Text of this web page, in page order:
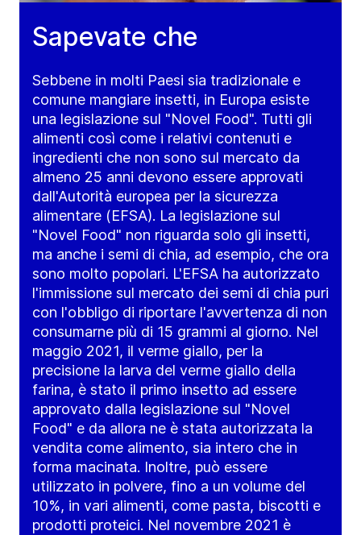
Sapevate che
Sebbene in molti Paesi sia tradizionale e
comune mangiare insetti, in Europa esiste
una legislazione sul "Novel Food". Tutti gli
alimenti così come i relativi contenuti e
ingredienti che non sono sul mercato da
almeno 25 anni devono essere approvati
dall'Autorità europea per la sicurezza
alimentare (EFSA). La legislazione sul
"Novel Food" non riguarda solo gli insetti,
ma anche i semi di chia, ad esempio, che ora
sono molto popolari. L'EFSA ha autorizzato
l'immissione sul mercato dei semi di chia puri
con l'obbligo di riportare l'avvertenza di non
consumarne più di 15 grammi al giorno. Nel
maggio 2021, il verme giallo, per la
precisione la larva del verme giallo della
farina, è stato il primo insetto ad essere
approvato dalla legislazione sul "Novel
Food" e da allora ne è stata autorizzata la
vendita come alimento, sia intero che in
forma macinata. Inoltre, può essere
utilizzato in polvere, fino a un volume del
10%, in vari alimenti, come pasta, biscotti e
prodotti proteici. Nel novembre 2021 è